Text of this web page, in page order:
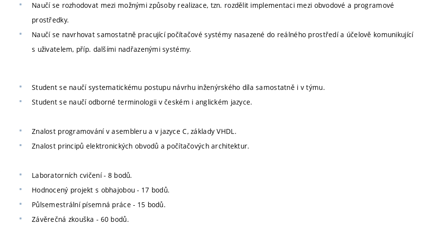
Naučí se rozhodovat mezi možnými způsoby realizace, tzn. rozdělit implementaci mezi obvodové a programové
prostředky.
Naučí se navrhovat samostatně pracující počítačové systémy nasazené do reálného prostředí a účelově komunikující
s uživatelem, příp. dalšími nadřazenými systémy.
Student se naučí systematickému postupu návrhu inženýrského díla samostatně i v týmu.
Student se naučí odborné terminologii v českém i anglickém jazyce.
Znalost programování v asembleru a v jazyce C, základy VHDL.
Znalost principů elektronických obvodů a počítačových architektur.
Laboratorních cvičení - 8 bodů.
Hodnocený projekt s obhajobou - 17 bodů.
Půlsemestrální písemná práce - 15 bodů.
Závěrečná zkouška - 60 bodů.